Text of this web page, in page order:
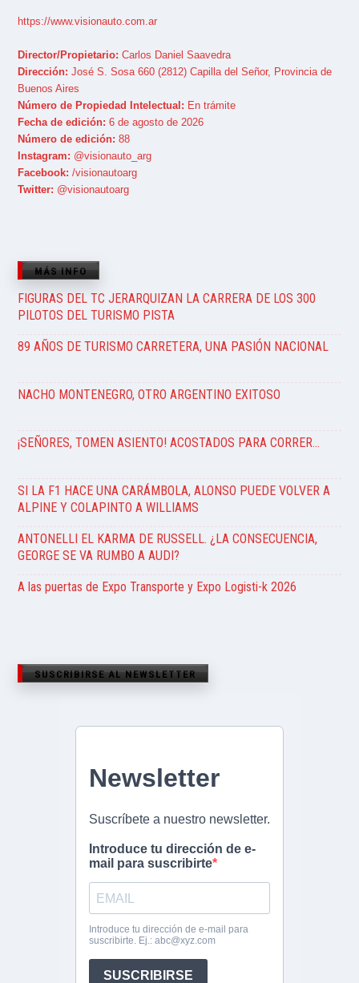
https://www.visionauto.com.ar
Director/Propietario: Carlos Daniel Saavedra
Dirección: José S. Sosa 660 (2812) Capilla del Señor, Provincia de
Buenos Aires
Número de Propiedad Intelectual: En trámite
Fecha de edición: 6 de agosto de 2026
Número de edición: 88
Instagram: @visionauto_arg
Facebook: /visionautoarg
Twitter: @visionautoarg
MÁS INFO
FIGURAS DEL TC JERARQUIZAN LA CARRERA DE LOS 300
PILOTOS DEL TURISMO PISTA
89 AÑOS DE TURISMO CARRETERA, UNA PASIÓN NACIONAL
NACHO MONTENEGRO, OTRO ARGENTINO EXITOSO
¡SEÑORES, TOMEN ASIENTO! ACOSTADOS PARA CORRER…
SI LA F1 HACE UNA CARÁMBOLA, ALONSO PUEDE VOLVER A
ALPINE Y COLAPINTO A WILLIAMS
ANTONELLI EL KARMA DE RUSSELL. ¿LA CONSECUENCIA,
GEORGE SE VA RUMBO A AUDI?
A las puertas de Expo Transporte y Expo Logisti-k 2026
SUSCRIBIRSE AL NEWSLETTER